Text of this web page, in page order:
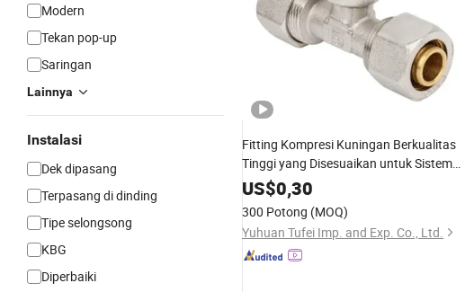
Modern
Tekan pop-up
Saringan
Lainnya
Instalasi
Dek dipasang
Terpasang di dinding
Tipe selongsong
KBG
Diperbaiki
Fitting Kompresi Kuningan Berkualitas
Tinggi yang Disesuaikan untuk Sistem
Pipa 16-63
US$0,30
300 Potong (MOQ)
Yuhuan Tufei Imp. and Exp. Co., Ltd.